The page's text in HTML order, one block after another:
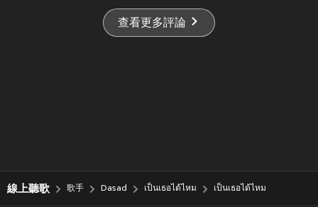
查看更多評論
線上聽歌 歌手 Dasad เป็นเธอได้ไหม เป็นเธอได้ไหม